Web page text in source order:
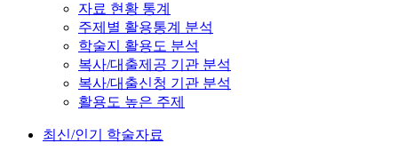
자료 현황 통계
주제별 활용통계 분석
학술지 활용도 분석
복사/대출제공 기관 분석
복사/대출신청 기관 분석
활용도 높은 주제
최신/인기 학술자료